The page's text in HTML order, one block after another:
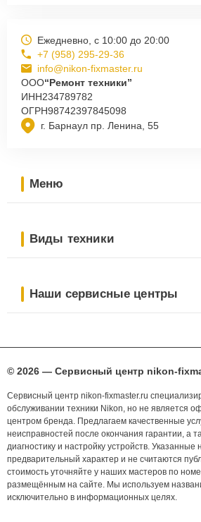
г. Барнаул пр. Ленина, 55
Ежедневно, с 10:00 до 20:00
+7 (958) 295-29-36
info@nikon-fixmaster.ru
ООО“Ремонт техники”
ИНН234789782
ОГРН98742397845098
Меню
Виды техники
Наши сервисные центры
© 2026 — Сервисный центр nikon-
Сервисный центр nikon-fixmaster.ru
обслуживании техники Nikon, но не является
центром бренда. Предлагаем качественные
неисправностей после окончания гарантии, а
диагностику и настройку устройств.
предварительный характер и не считаются
стоимость уточняйте у наших мастеров по
размещённым на сайте. Мы используем
исключительно в информационных целях.